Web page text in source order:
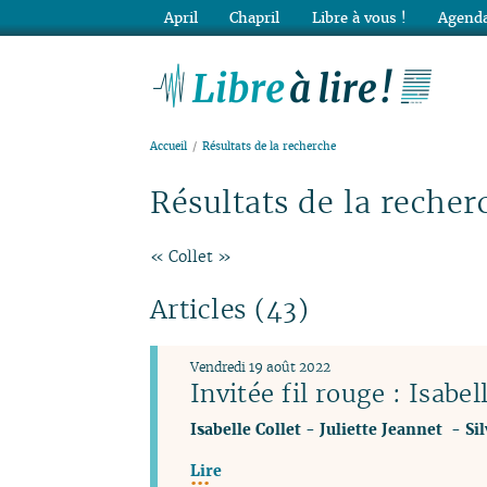
Accueil Résultats de la recherche
Résultats de la
« Collet »
Articles (43)
Invitée fil rouge :
Vendredi 19 août 2022
Isabelle Collet- Juliette Jeannet -
Lire
April Chapril Libre à vous !